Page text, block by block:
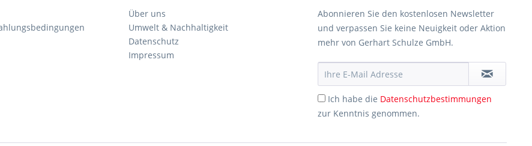
Über uns
Umwelt & Nachhaltigkeit
Datenschutz
Impressum
Abonnieren Sie den kostenlosen Newsletter
und verpassen Sie keine Neuigkeit oder Aktion
mehr von Gerhart Schulze GmbH.
Ich habe die Datenschutzbestimmungen
zur Kenntnis genommen.